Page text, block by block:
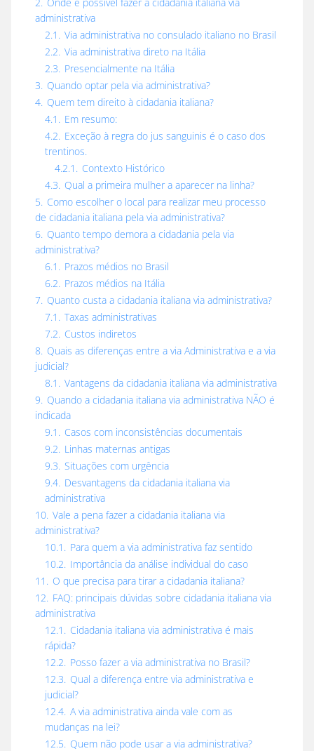
2. Onde é possível fazer a cidadania italiana via
administrativa
2.1. Via administrativa no consulado italiano no Brasil
2.2. Via administrativa direto na Itália
2.3. Presencialmente na Itália
3. Quando optar pela via administrativa?
4. Quem tem direito à cidadania italiana?
4.1. Em resumo:
4.2. Exceção à regra do jus sanguinis é o caso dos
trentinos.
4.2.1. Contexto Histórico
4.3. Qual a primeira mulher a aparecer na linha?
5. Como escolher o local para realizar meu processo
de cidadania italiana pela via administrativa?
6. Quanto tempo demora a cidadania pela via
administrativa?
6.1. Prazos médios no Brasil
6.2. Prazos médios na Itália
7. Quanto custa a cidadania italiana via administrativa?
7.1. Taxas administrativas
7.2. Custos indiretos
8. Quais as diferenças entre a via Administrativa e a via
judicial?
8.1. Vantagens da cidadania italiana via administrativa
9. Quando a cidadania italiana via administrativa NÃO é
indicada
9.1. Casos com inconsistências documentais
9.2. Linhas maternas antigas
9.3. Situações com urgência
9.4. Desvantagens da cidadania italiana via
administrativa
10. Vale a pena fazer a cidadania italiana via
administrativa?
10.1. Para quem a via administrativa faz sentido
10.2. Importância da análise individual do caso
11. O que precisa para tirar a cidadania italiana?
12. FAQ: principais dúvidas sobre cidadania italiana via
administrativa
12.1. Cidadania italiana via administrativa é mais
rápida?
12.2. Posso fazer a via administrativa no Brasil?
12.3. Qual a diferença entre via administrativa e
judicial?
12.4. A via administrativa ainda vale com as
mudanças na lei?
12.5. Quem não pode usar a via administrativa?